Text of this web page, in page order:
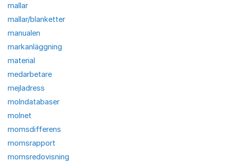
mallar
mallar/blanketter
manualen
markanläggning
material
medarbetare
mejladress
molndatabaser
molnet
momsdifferens
momsrapport
momsredovisning